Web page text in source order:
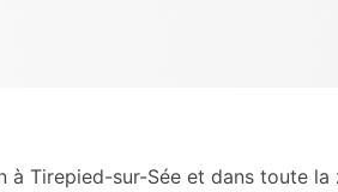
à Tirepied-sur-Sée et dans toute la